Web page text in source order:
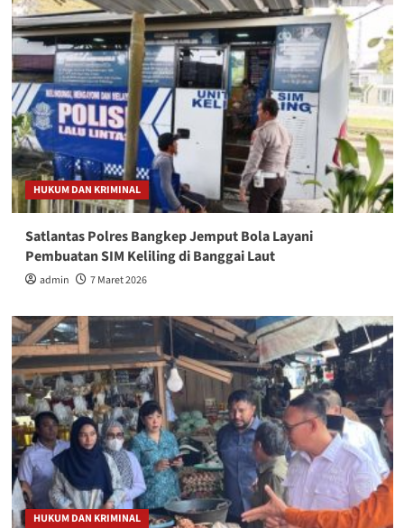
HUKUM DAN KRIMINAL
Satlantas Polres Bangkep Jemput Bola Layani
Pembuatan SIM Keliling di Banggai Laut
admin 7 Maret 2026
HUKUM DAN KRIMINAL